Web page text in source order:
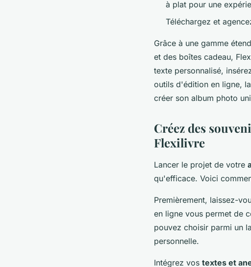
à plat pour une
Téléchargez et
Grâce à une gamme
et des boîtes cadeau,
texte personnalisé,
outils d'édition en ligne,
créer son album photo
Créez des
Flexilivre
Lancer le projet de votre
qu'efficace. Voici
Premièrement, laissez-
en ligne vous permet de
pouvez choisir parmi un
personnelle.
Intégrez vos textes et